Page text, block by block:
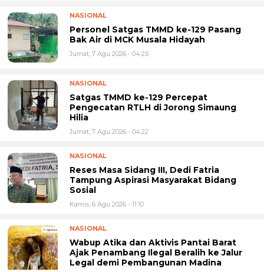
NASIONAL
Personel Satgas TMMD ke-129 Pasang
Bak Air di MCK Musala Hidayah
Jumat, 7 Agu 2026 - 04:25
NASIONAL
Satgas TMMD ke-129 Percepat
Pengecatan RTLH di Jorong Simaung
Hilia
Jumat, 7 Agu 2026 - 04:22
NASIONAL
Reses Masa Sidang III, Dedi Fatria
Tampung Aspirasi Masyarakat Bidang
Sosial
Kamis, 6 Agu 2026 - 11:10
NASIONAL
Wabup Atika dan Aktivis Pantai Barat
Ajak Penambang Ilegal Beralih ke Jalur
Legal demi Pembangunan Madina